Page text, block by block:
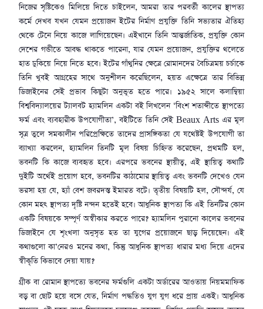
নিজের সৃষ্টিকেও মিলিয়ে দিতে চাইলেন, আমরা তার পরবর্তী কালের স্থাপত্য
কর্মে দেখব যখন যেমন প্রয়োজন ইটের নির্মাণ প্রযুক্তি তিনি সভ্যতার ঐতিহ্য
থেকে টেনে নিয়ে কাজে লাগিয়েছেন। এইখানে তিনি আন্তর্জাতিক, প্রযুক্তি কোন
দেশের গন্ডীতে আবদ্ধ থাকতে পারেনা, যার যেমন প্রয়োজন, প্রযুক্তির থলেতে
হাত ঢুকিয়ে নিয়ে নিতে হবে। ইটের গাঁথুনির ক্ষেত্রে রোমানদের বৈচিত্রময় চর্চাকে
তিনি খুবই আগ্রহের সাথে অনুশীলন করেছিলেন, হয়ত এক্ষেত্রে তার বিভিন্ন
ডিজাইনের সেই প্রভাব কিছুটা অনুভূত হতে পারে। ১৯৫২ সালে কলাম্বিয়া
বিশ্ববিদ্যালয়ের ট্যালবট হ্যামলিন একটা বই লিখলেন ‘বিংশ শতাব্দীতে স্থাপত্যে
ফর্ম এবং ব্যবহারীক উপযোগীতা’, বইটিতে তিনি সেই Beaux Arts এর মূল
সূত্র তুলে সমকালীন পরিপ্রেক্ষিতে তাদের প্রাসঙ্গিকতা যে যথেষ্টই উপযোগী তা
ব্যাখ্যা করলেন, হ্যামলিন তিনটি মূল বিষয় চিহ্নিত করেছেন, প্রথমটি হল,
ভবনটি কি কাজে ব্যবহৃত হবে। এরপরে ভবনের স্থায়ীত্ব, এই স্থায়িত্ব কথাটি
দুইটি অর্থেই প্রয়োগ হবে, ভবনটির কাঠামোর স্থায়িত্ব এবং ভবনটি দেখেও যেন
ভরসা হয় যে, হ্যাঁ বেশ জবরদস্ত ইমারত বটে। তৃতীয় বিষয়টি হল, সৌন্দর্য, যে
কোন মহৎ স্থাপত্য দৃষ্টি নন্দন হতেই হবে। আধুনিক স্থাপত্য কি এই তিনটির কোন
একটি বিষয়কে সম্পূর্ণ অস্বীকার করতে পারে? হ্যামলিন পুরানো কালের ভবনের
ডিজাইনে যে শৃংখলা অনুসৃত হত তা যুগের প্রয়োজনে ছাড় দিয়েছেন। এই
কথাগুলো কা’নেরও মনের কথা, কিন্তু আধুনিক স্থাপত্য ধারার মধ্য দিয়ে এদের
স্বীকৃতি কিভাবে দেয়া যায়?
গ্রীক বা রোমান স্থাপত্যে ভবনের ফর্মগুলি একটা অর্ডারের আওতায় নিয়মমাফিক
বড় বা ছোট হয়ে বসে যেত, নির্মাণ পদ্ধতিও যুগ যুগ ধরে প্রায় একই। আধুনিক